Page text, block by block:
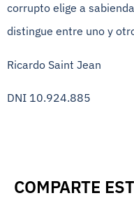
corrupto elige a
distingue entre uno y
Ricardo Saint Jean
DNI 10.924.885
COMPARTE